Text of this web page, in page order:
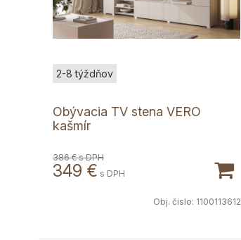
Obývacia TV stena VERO
kašmír
2-8 týždňov
386 €s DPH
349 € s DPH
Obj. čislo: 1100113612